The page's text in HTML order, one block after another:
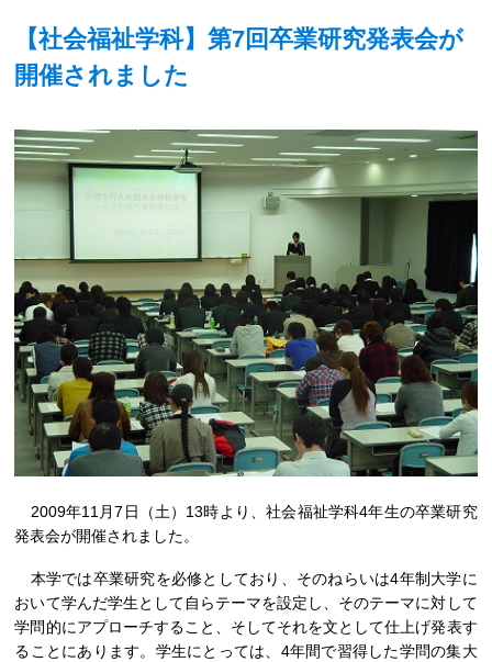
【社会福祉学科】第7回卒業研究発表会が
開催されました
2009年11月7日（土）13時より、社会福祉学科4年生の卒業研究
発表会が開催されました。
本学では卒業研究を必修としており、そのねらいは4年制大学に
おいて学んだ学生として自らテーマを設定し、そのテーマに対して
学問的にアプローチすること、そしてそれを文として仕上げ発表す
ることにあります。学生にとっては、4年間で習得した学問の集大